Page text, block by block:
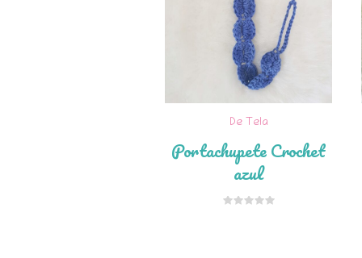
De Tela
Portachupete Crochet
azul